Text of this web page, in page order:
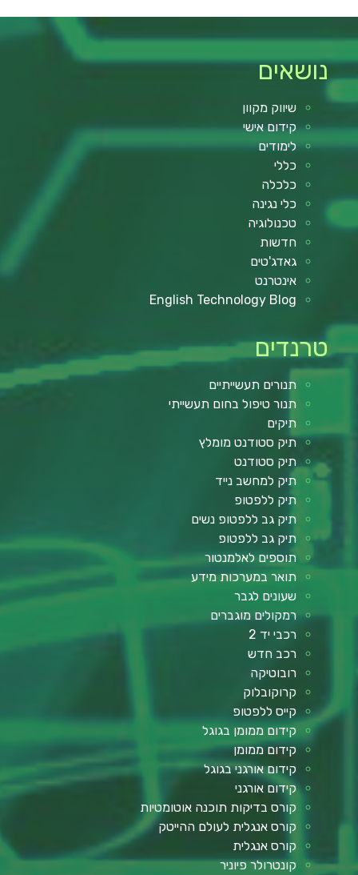
נושאים
שיווק מקוון
קידום אישי
לימודים
כללי
כלכלה
כלי נגינה
טכנולוגיה
חדשות
גאדג'טים
אינטרנט
English Technology Blog
טרנדים
תנורים תעשייתיים
תנור טיפול בחום תעשייתי
תיקים
תיק סטודנט מומלץ
תיק סטודנט
תיק למחשב נייד
תיק ללפטופ
תיק גב ללפטופ נשים
תיק גב ללפטופ
תוספים לאלמנטור
תואר במערכות מידע
שעונים לגבר
רמקולים מוגברים
רכבי יד 2
רכב חדש
רובוטיקה
קרוקובלוק
קייס ללפטופ
קידום ממומן בגוגל
קידום ממומן
קידום אורגני בגוגל
קידום אורגני
קורס בדיקות תוכנה אוטומטיות
קורס אנגלית לעולם ההייטק
קורס אנגלית
קונטרולר פיוניר